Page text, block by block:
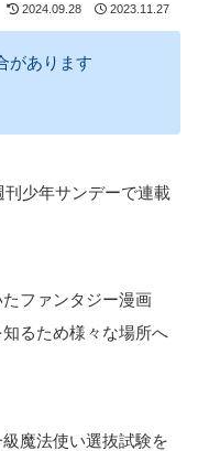
2024.09.28 2023.11.27
があります
少年サンデーで連載
ファンタジー漫画
るため様々な場所へ
魔法使い選抜試験を